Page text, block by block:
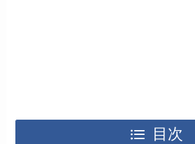
目次